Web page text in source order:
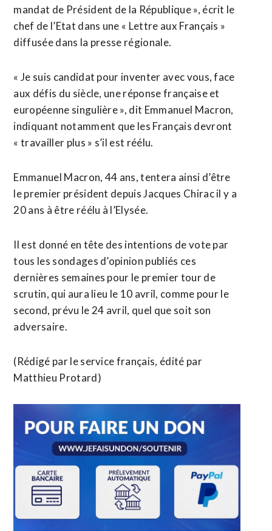
mandat de Président de la République », écrit le
chef de l’Etat dans une « Lettre aux Français »
diffusée dans la presse régionale.
« Je suis candidat pour inventer avec vous, face
aux défis du siècle, une réponse française et
européenne singulière », dit Emmanuel Macron,
indiquant notamment que les Français devront
« travailler plus » s’il est réélu.
Emmanuel Macron, 44 ans, tentera ainsi d’être
le premier président depuis Jacques Chirac il y a
20 ans à être réélu à l’Elysée.
Il est donné en tête des intentions de vote par
tous les sondages d’opinion publiés ces
dernières semaines pour le premier tour de
scrutin, qui aura lieu le 10 avril, comme pour le
second, prévu le 24 avril, quel que soit son
adversaire.
(Rédigé par le service français, édité par
Matthieu Protard)